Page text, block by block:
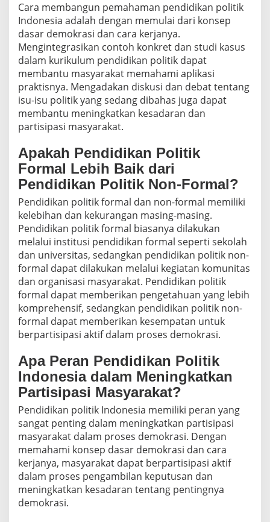
Cara membangun pemahaman pendidikan politik
Indonesia adalah dengan memulai dari konsep
dasar demokrasi dan cara kerjanya.
Mengintegrasikan contoh konkret dan studi kasus
dalam kurikulum pendidikan politik dapat
membantu masyarakat memahami aplikasi
praktisnya. Mengadakan diskusi dan debat tentang
isu-isu politik yang sedang dibahas juga dapat
membantu meningkatkan kesadaran dan
partisipasi masyarakat.
Apakah Pendidikan Politik
Formal Lebih Baik dari
Pendidikan Politik Non-Formal?
Pendidikan politik formal dan non-formal memiliki
kelebihan dan kekurangan masing-masing.
Pendidikan politik formal biasanya dilakukan
melalui institusi pendidikan formal seperti sekolah
dan universitas, sedangkan pendidikan politik non-
formal dapat dilakukan melalui kegiatan komunitas
dan organisasi masyarakat. Pendidikan politik
formal dapat memberikan pengetahuan yang lebih
komprehensif, sedangkan pendidikan politik non-
formal dapat memberikan kesempatan untuk
berpartisipasi aktif dalam proses demokrasi.
Apa Peran Pendidikan Politik
Indonesia dalam Meningkatkan
Partisipasi Masyarakat?
Pendidikan politik Indonesia memiliki peran yang
sangat penting dalam meningkatkan partisipasi
masyarakat dalam proses demokrasi. Dengan
memahami konsep dasar demokrasi dan cara
kerjanya, masyarakat dapat berpartisipasi aktif
dalam proses pengambilan keputusan dan
meningkatkan kesadaran tentang pentingnya
demokrasi.